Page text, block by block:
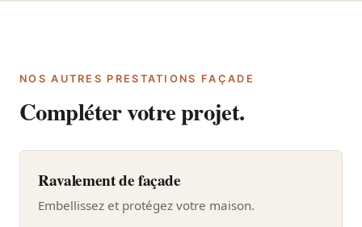
NOS AUTRES PRESTATIONS FAÇADE
Compléter votre projet.
Ravalement de façade
Embellissez et protégez votre maison.